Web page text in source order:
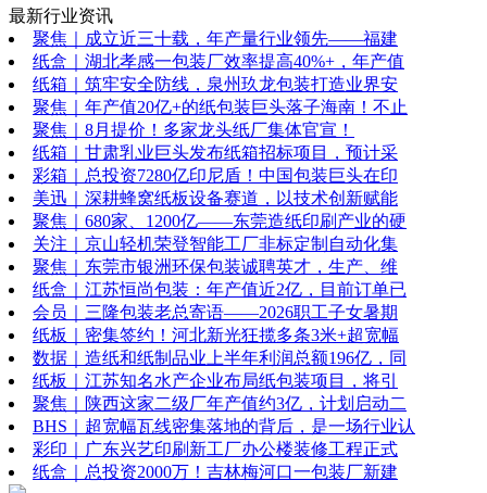
最新行业资讯
聚焦｜成立近三十载，年产量行业领先——福建
纸盒｜湖北孝感一包装厂效率提高40%+，年产值
纸箱｜筑牢安全防线，泉州玖龙包装打造业界安
聚焦｜年产值20亿+的纸包装巨头落子海南！不止
聚焦｜8月提价！多家龙头纸厂集体官宣！
纸箱｜甘肃乳业巨头发布纸箱招标项目，预计采
彩箱｜总投资7280亿印尼盾！中国包装巨头在印
美迅｜深耕蜂窝纸板设备赛道，以技术创新赋能
聚焦｜680家、1200亿——东莞造纸印刷产业的硬
关注｜京山轻机荣登智能工厂非标定制自动化集
聚焦｜东莞市银洲环保包装诚聘英才，生产、维
纸盒｜江苏恒尚包装：年产值近2亿，目前订单已
会员｜三隆包装老总寄语——2026职工子女暑期
纸板｜密集签约！河北新光狂揽多条3米+超宽幅
数据｜造纸和纸制品业上半年利润总额196亿，同
纸板｜江苏知名水产企业布局纸包装项目，将引
聚焦｜陕西这家二级厂年产值约3亿，计划启动二
BHS｜超宽幅瓦线密集落地的背后，是一场行业认
彩印｜广东兴艺印刷新工厂办公楼装修工程正式
纸盒｜总投资2000万！吉林梅河口一包装厂新建